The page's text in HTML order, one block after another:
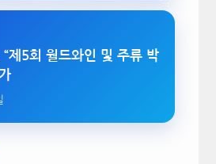
제5회 월드와인 및 주류 박